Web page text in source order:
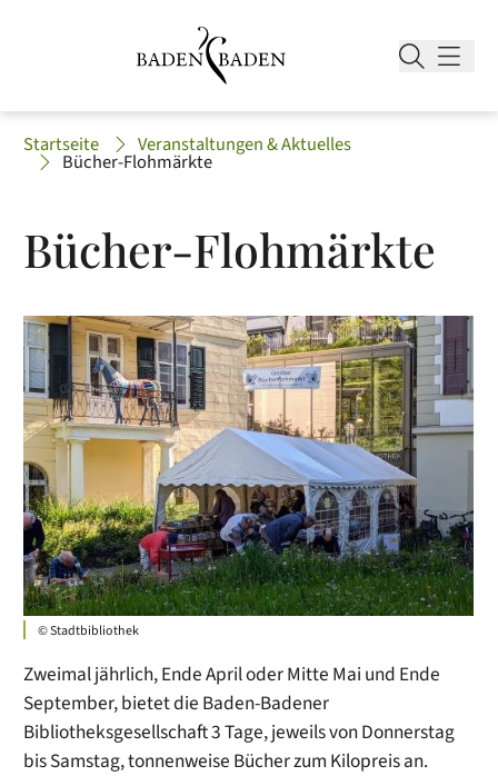
Startseite Veranstaltungen & Aktuelles
Bücher-Flohmärkte
Bücher-Flohmärkte
© Stadtbibliothek
Zweimal jährlich, Ende April oder Mitte Mai und Ende
September, bietet die Baden-Badener
Bibliotheksgesellschaft 3 Tage, jeweils von Donnerstag
bis Samstag, tonnenweise Bücher zum Kilopreis an.